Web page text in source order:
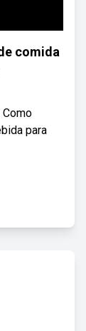
comida
para